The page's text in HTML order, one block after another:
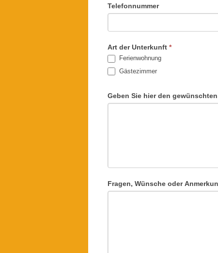
Telefonnummer
Art der Unterkunft *
Ferienwohnung
Gästezimmer
Geben Sie hier den
Fragen, Wünsche oder